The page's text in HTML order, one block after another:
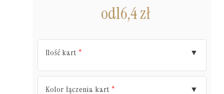
od16,4zł
Ilość kart * ▼
Kolor łączenia kart * ▼